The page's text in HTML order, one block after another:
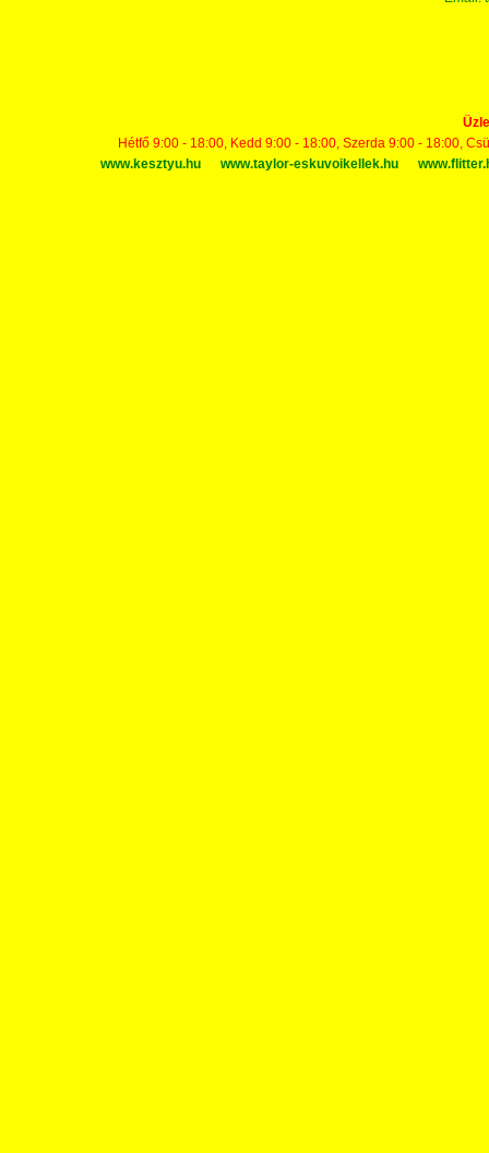
Hétfő 9:00 - 18:00, Kedd 9:00 - 18:00, Szerda 9:00 - 18:00,
www.kesztyu.hu
www.taylor-eskuvoikellek.hu